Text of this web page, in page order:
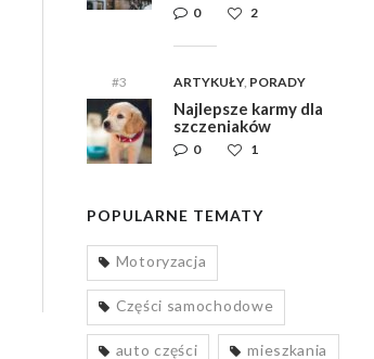
2
0
#3 ARTYKUŁY, PORADY
Najlepsze karmy dla
szczeniaków
1
0
POPULARNE TEMATY
Motoryzacja
Części samochodowe
auto części mieszkania